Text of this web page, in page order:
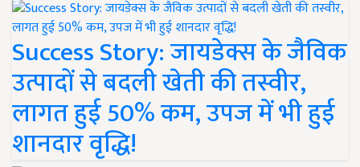
Success Story: जायडेक्स के जैविक
उत्पादों से बदली खेती की तस्वीर,
लागत हुई 50% कम, उपज में भी हुई
शानदार वृद्धि!